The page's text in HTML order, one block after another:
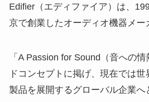
Edifier（エディファイア）は、
京で創業したオーディオ機器メー
「A Passion for Sound（音への
ドコンセプトに掲げ、現在では
製品を展開するグローバル企業へ